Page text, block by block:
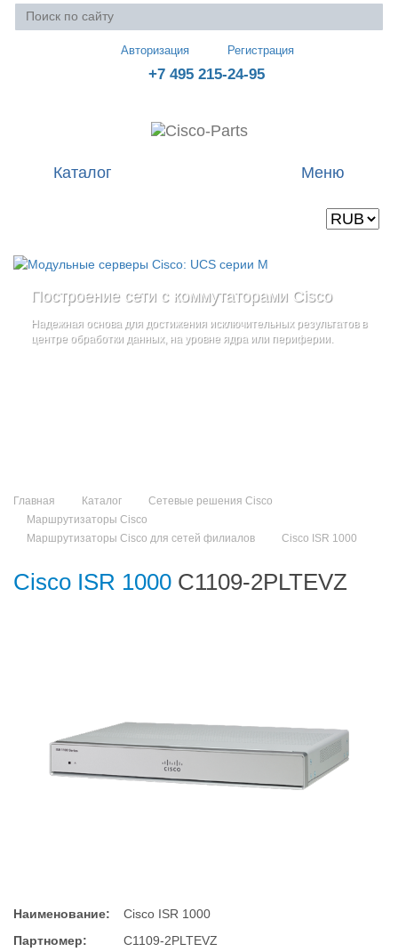
Авторизация Регистрация
+7 495 215-24-95
Меню
Каталог
Построение сети с коммутаторами Cisco
Надежная основа для достижения исключительных результатов в
центре обработки данных, на уровне ядра или периферии.
Стоечные серверы Cisco UCS серии C
Созданы для сокращения общей стоимости владенияи
повышение адаптивности Вашего бизнеса
дополнительные компоненты
Главная Каталог
Сетевые решения Cisco
Маршрутизаторы Cisco
Маршрутизаторы Cisco для сетей филиалов
Cisco ISR 1000​
Cisco ISR 1000​ C1109-2PLTEVZ
Наименование:
Cisco ISR 1000​
Партномер:
C1109-2PLTEVZ